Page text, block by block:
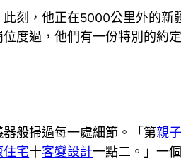
刻，他正在5000公里外的
度過，他們有一份特別的約
般掃過每一處細節。「第親
住宅十客變設計一點二。」一